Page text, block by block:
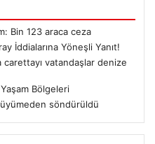
Bin 123 araca ceza
İddialarına Yöneşli Yanıt!
vatandaşlar denize
Bölgeleri
söndürüldü